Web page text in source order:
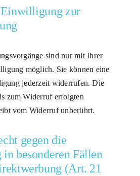
zur
sind nur mit Ihrer
möglich. Sie können eine
jederzeit widerrufen. Die
zum Widerruf erfolgten
vom Widerruf unberührt.
gegen die
in besonderen Fällen
(Art. 21